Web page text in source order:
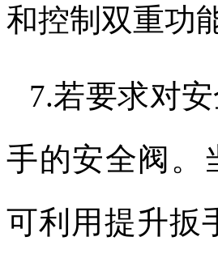
和控制双重功
7.若要求对
手的安全阀。
可利用提升扳